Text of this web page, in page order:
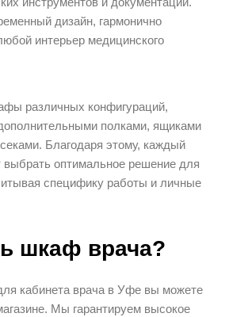
дизайн, гармонично
интерьер медицинского
различных конфигураций,
полками, ящиками
Благодаря этому, каждый
выбрать оптимальное решение для
специфику работы и личные
шкаф врача?
кабинета врача в Уфе вы можете
Мы гарантируем высокое